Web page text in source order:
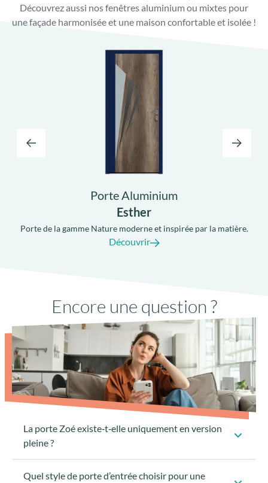
avec joint anti-dépôt de sable
Découvrez aussi nos fenêtres aluminium ou mixtes pour
une façade harmonisée et une maison confortable et isolée !
Porte Aluminium
Esther
Porte de la gamme Nature moderne et inspirée par la matière.
Découvrir
Encore une question ?
La porte Zoé existe‑t‑elle uniquement en version
pleine ?
Quel style de porte d’entrée choisir pour une